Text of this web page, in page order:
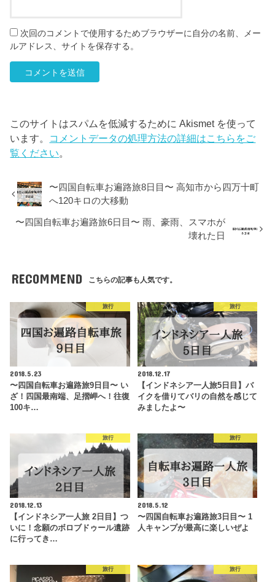
次回のコメントで使用するためブラウザーに自分の名前、メー
ルアドレス、サイトを保存する。
このサイトはスパムを低減するために Akismet を使って
います。 コメントデータの処理方法の詳細はこちらをご
覧ください。
〜四国自転車お遍路旅8日目〜 高知市から四万十町
へ120キロの大移動
〜四国自転車お遍路旅6日目〜 雨、豪雨、スマホが
壊れた日
RECOMMEND こちらの記事も人気です。
旅行
2018.5.23
〜四国自転車お遍路旅9日目〜 い
ざ！四国最南端、足摺岬へ！往復
100キ…
旅行
2018.12.17
【インドネシア一人旅5日目】バ
イクを借りてバリの自然を感じて
みましたよ〜
旅行
2018.12.13
【インドネシア一人旅 2日目】つ
いに！念願のボロブドゥール遺跡
に行ってき…
旅行
2018.5.12
〜四国自転車お遍路旅3日目〜 1
人キャンプが最高に楽しいぜよ
旅行 旅行